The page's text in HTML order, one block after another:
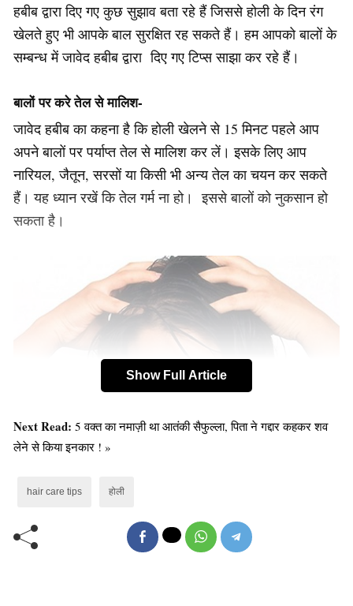
हबीब द्वारा दिए गए कुछ सुझाव बता रहे हैं जिससे होली के दिन रंग
खेलते हुए भी आपके बाल सुरक्षित रह सकते हैं। हम आपको बालों के
सम्बन्ध में जावेद हबीब द्वारा दिए गए टिप्स साझा कर रहे हैं।
बालों पर करे तेल से मालिश-
जावेद हबीब का कहना है कि होली खेलने से 15 मिनट पहले आप
अपने बालों पर पर्याप्त तेल से मालिश कर लें। इसके लिए आप
नारियल, जैतून, सरसों या किसी भी अन्य तेल का चयन कर सकते
हैं। यह ध्यान रखें कि तेल गर्म ना हो। इससे बालों को नुकसान हो
सकता है।
होली खेलने के दौरान बालों को खुला नहीं छोड़ना चाहिए। खुले बाल
Show Full Article
Next Read: 5 वक्त का नमाज़ी था आतंकी सैफुल्ला, पिता ने गद्दार कहकर शव
लेने से किया इनकार ! »
hair care tips होली